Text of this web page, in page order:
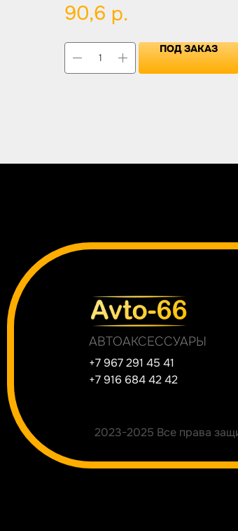
90,6 р.
ПОД ЗАКАЗ
2023-2025 Все права
АВТОАКСЕССУАРЫ
+7 967 291 45 41
+7 916 684 42 42